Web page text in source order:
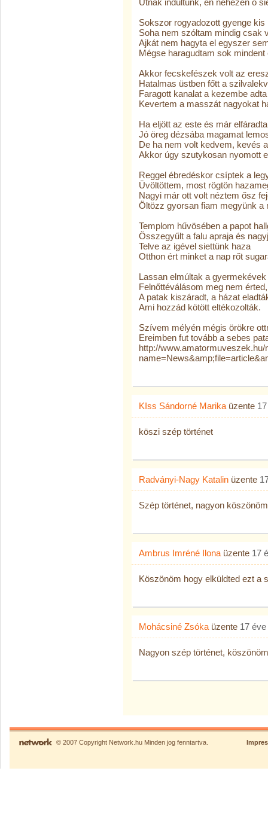
Útnak indultunk, én nehezen ő
Sokszor rogyadozott gyenge kis
Soha nem szóltam mindig csak
Ajkát nem hagyta el egyszer
Mégse haragudtam sok mindent
Akkor fecskefészek volt az
Hatalmas üstben főtt a
Faragott kanalat a kezembe adta
Kevertem a masszát nagyokat
Ha eljött az este és már
Jó öreg dézsába magamat
De ha nem volt kedvem, kevés
Akkor úgy szutykosan nyomott
Reggel ébredéskor csíptek a
Üvöltöttem, most rögtön
Nagyi már ott volt néztem ősz
Öltözz gyorsan fiam megyünk a
Templom hűvösében a papot
Összegyűlt a falu apraja és
Telve az igével siettünk haza
Otthon ért minket a nap rőt
Lassan elmúltak a gyermekévek
Felnőttéválásom meg nem érted,
A patak kiszáradt, a házat
Ami hozzád kötött eltékozolták.
Szívem mélyén mégis örökre
Ereimben fut tovább a sebes
http://www.amatormuveszek.hu/
KIss Sándorné Marika üzente
köszi szép történet
Radványi-Nagy Katalin üzente
Szép történet, nagyon
Ambrus Imréné Ilona üzente 17
Köszönöm hogy elküldted ezt a
Mohácsiné Zsóka üzente 17 éve
Nagyon szép történet,
© 2007 Copyright Network.hu Minden jog fenntartva.